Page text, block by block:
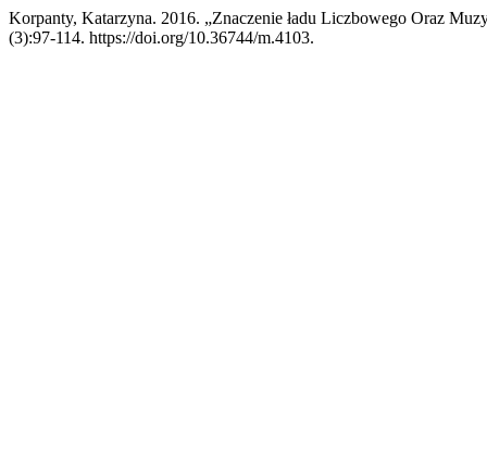
Korpanty, Katarzyna. 2016. „Znaczenie ładu Liczbowego Oraz
(3):97-114. https://doi.org/10.36744/m.4103.